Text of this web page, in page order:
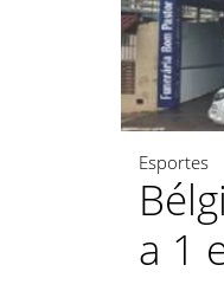
Esportes
a 1